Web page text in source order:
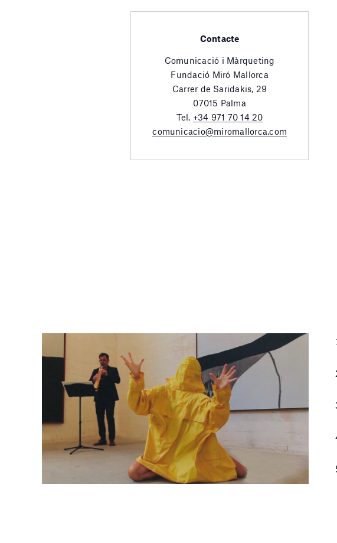
Contacte
Comunicació i Màrqueting
Fundació Miró Mallorca
Carrer de Saridakis, 29
07015 Palma
Tel. +34 971 70 14 20
comunicacio@miromallorca.com